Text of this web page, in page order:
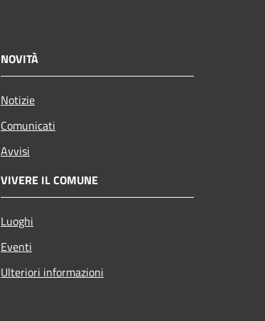
NOVITÀ
Notizie
Comunicati
Avvisi
VIVERE IL COMUNE
Luoghi
Eventi
Ulteriori informazioni